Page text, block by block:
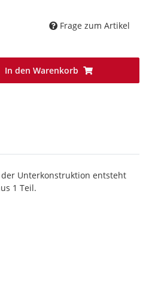
Frage zum Artikel
In den Warenkorb
Unterkonstruktion entsteht
1 Teil.